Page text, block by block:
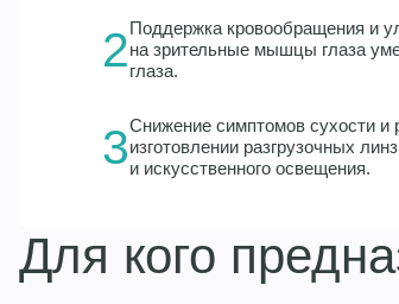
2Поддержка кровообращения и
на зрительные мышцы глаза
глаза.
3Снижение симптомов сухости и
изготовлении разгрузочных
и искусственного освещения.
Для кого